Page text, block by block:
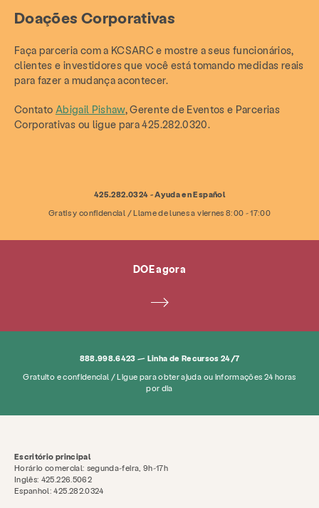
Doações Corporativas
Faça parceria com a KCSARC e mostre a seus funcionários,
clientes e investidores que você está tomando medidas reais
para fazer a mudança acontecer.
Contato Abigail Pishaw, Gerente de Eventos e Parcerias
Corporativas ou ligue para 425.282.0320.
425.282.0324 - Ayuda en Español
Gratis y confidencial / Llame de lunes a viernes 8:00 - 17:00
DOE agora
888.998.6423 — Linha de Recursos 24/7
Gratuito e confidencial / Ligue para obter ajuda ou informações 24 horas
por dia
Escritório principal
Horário comercial: segunda-feira, 9h-17h
Inglês: 425.226.5062
Espanhol: 425.282.0324